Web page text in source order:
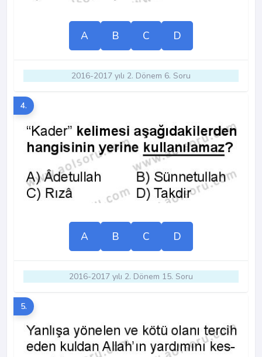
A B C D
2016-2017 yılı 2. Dönem 6. Soru
4.
A B C D
2016-2017 yılı 2. Dönem 15. Soru
5.